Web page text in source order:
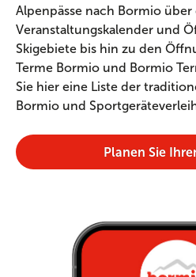
Alpenpässe nach Bormio über
Veranstaltungskalender und
Skigebiete bis hin zu den
Terme Bormio und Bormio
Sie hier eine Liste der
Bormio und
Planen Sie